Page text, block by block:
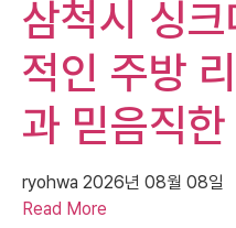
삼척시 싱
적인 주방
과 믿음직
ryohwa 2026년 08월 08일
Read More